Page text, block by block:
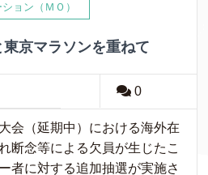
ョン（ＭＯ）
京マラソンを重ねて
0
会（延期中）における海外在
断念等による欠員が生じたこ
者に対する追加抽選が実施さ